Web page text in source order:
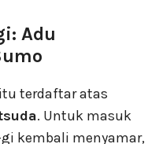
Adu
terdaftar atas
. Untuk masuk
kembali menyamar,